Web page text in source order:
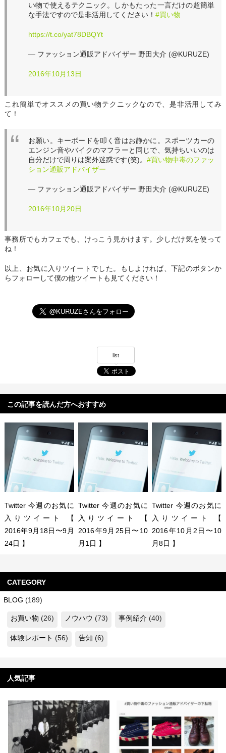
い物で使えるテクニック。しかもたった一言だけの超簡単
な手法ですので是非活用してください！ #買い物
https://t.co/yat78DBQYt
— ファッション通販アドバイザー 野田大介 (@KURUZE)
2016年10月13日
これ簡単でオススメの買い物テクニックなので、是非活用してみ
て！
お願い。キーボードを叩く音はお静かに。スポーツカーの
エンジン音やバイクのマフラーと同じで、気持ちいいのは
自分だけで周りは案外迷惑です(笑)。 #買い物中毒のファッ
ション通販アドバイザー
— ファッション通販アドバイザー 野田大介 (@KURUZE)
2016年10月20日
事務所でもカフェでも、けっこう見かけます。少しだけ気を使って
ね！
以上、お気に入りツイートでした。もしよければ、下記のボタンか
らフォローして僕の他ツイートも見てください！
list
この記事を読んだ方へおすすめ
Twitter 今週のお気に
入りツイート 【
2016年9月18日〜9月
24日 】
Twitter 今週のお気に
入りツイート 【
2016年9月25日〜10
月1日 】
Twitter 今週のお気に
入りツイート 【
2016年10月2日〜10
月8日 】
CATEGORY
BLOG (189)
お買い物 (26) ノウハウ (73) 事例紹介 (40)
体験レポート (56) 告知 (6)
人気記事